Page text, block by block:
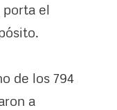
el
de los 794
a